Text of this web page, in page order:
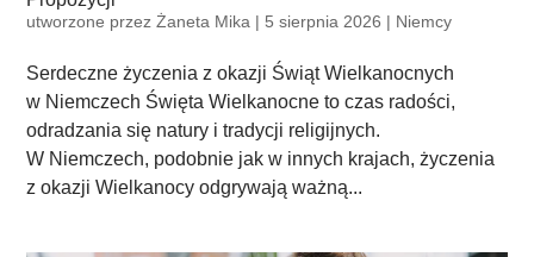
utworzone przezŻaneta Mika | 5 sierpnia 2026 | Niemcy
Serdeczne życzenia z okazji Świąt Wielkanocnych
w Niemczech Święta Wielkanocne to czas radości,
odradzania się natury i tradycji religijnych.
W Niemczech, podobnie jak w innych krajach, życzenia
z okazji Wielkanocy odgrywają ważną...